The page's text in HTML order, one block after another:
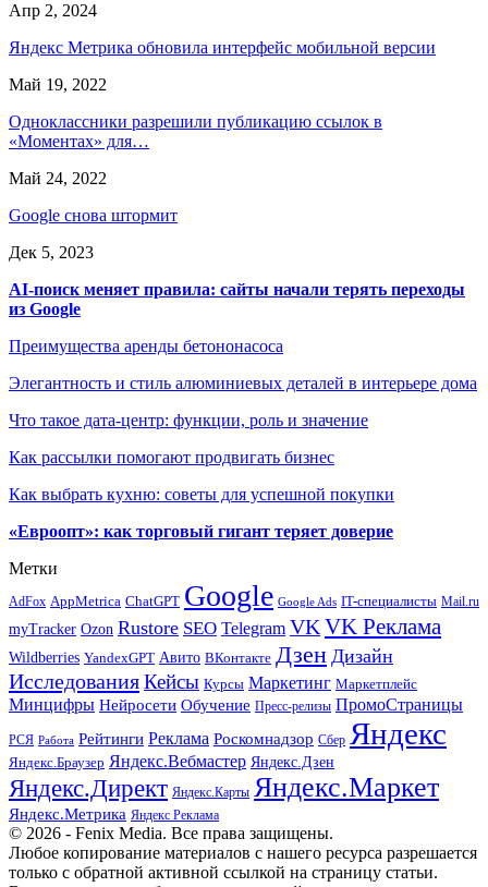
Апр 2, 2024
Яндекс Метрика обновила интерфейс мобильной версии
Май 19, 2022
Одноклассники разрешили публикацию ссылок в
«Моментах» для…
Май 24, 2022
Google снова штормит
Дек 5, 2023
AI-поиск меняет правила: сайты начали терять переходы
из Google
Преимущества аренды бетононасоса
Элегантность и стиль алюминиевых деталей в интерьере дома
Что такое дата-центр: функции, роль и значение
Как рассылки помогают продвигать бизнес
Как выбрать кухню: советы для успешной покупки
«Евроопт»: как торговый гигант теряет доверие
Метки
AdFox AppMetrica ChatGPT Google Google Ads IT-специалисты Mail.ru
myTracker Ozon Rustore SEO Telegram VKVK Реклама
Wildberries YandexGPT Авито ВКонтакте Дзен Дизайн
ИсследованияКейсы Курсы Маркетинг Маркетплейс
Минцифры Нейросети Обучение Пресс-релизы ПромоСтраницы
РСЯ Работа Рейтинги Реклама Роскомнадзор Сбер Яндекс
Яндекс.Браузер Яндекс.Вебмастер Яндекс.Дзен
Яндекс.Директ Яндекс.Карты Яндекс.Маркет
Яндекс.Метрика Яндекс Реклама
© 2026 - Fenix Media. Все права защищены.
Любое копирование материалов с нашего ресурса разрешается
только с обратной активной ссылкой на страницу статьи.